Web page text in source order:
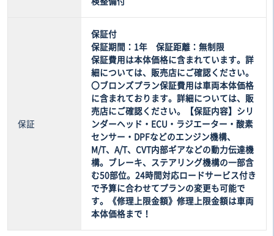
保証
保証付
保証期間：1年 保証距離：無制限
保証費用は本体価格に含まれています。詳
細については、販売店にご確認ください。
〇ブロンズプラン保証費用は車両本体価格
に含まれております。詳細については、販
売店にご確認ください。【保証内容】シリ
ンダーヘッド・ECU・ラジエーター・酸素
センサー・DPFなどのエンジン機構、
M/T、A/T、CVT内部ギアなどの動力伝達機
構。ブレーキ、ステアリング機構の一部含
む50部位。24時間対応ロードサービス付き
で予算に合わせてプランの変更も可能で
す。《修理上限金額》修理上限金額は車両
本体価格まで！